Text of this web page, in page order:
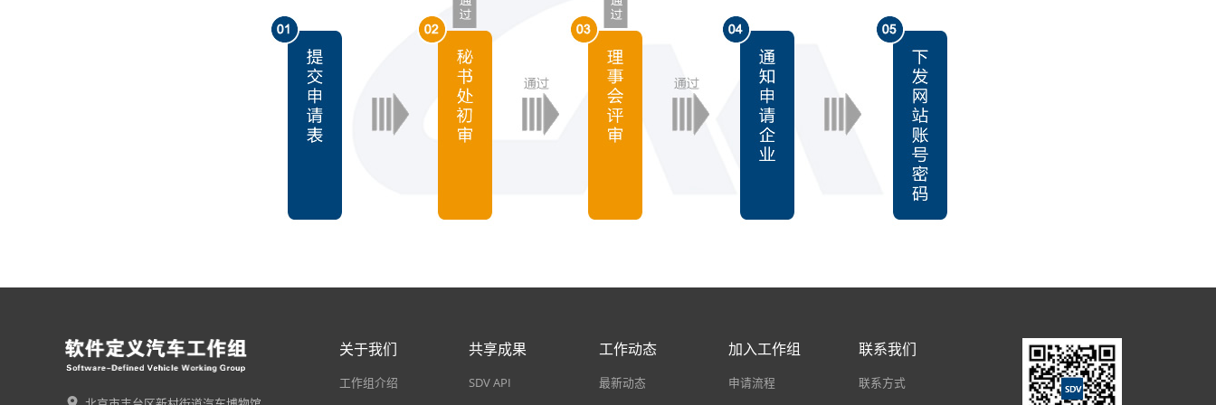
关于我们
工作组介绍
共享成果
SDV API
工作动态
最新动态
加入工作组
申请流程
联系我们
联系方式